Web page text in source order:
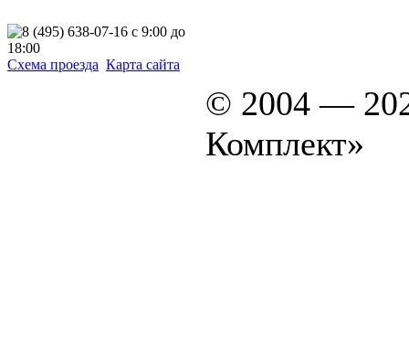
Схема проезда Карта сайта
© 2004 —
Комплект»